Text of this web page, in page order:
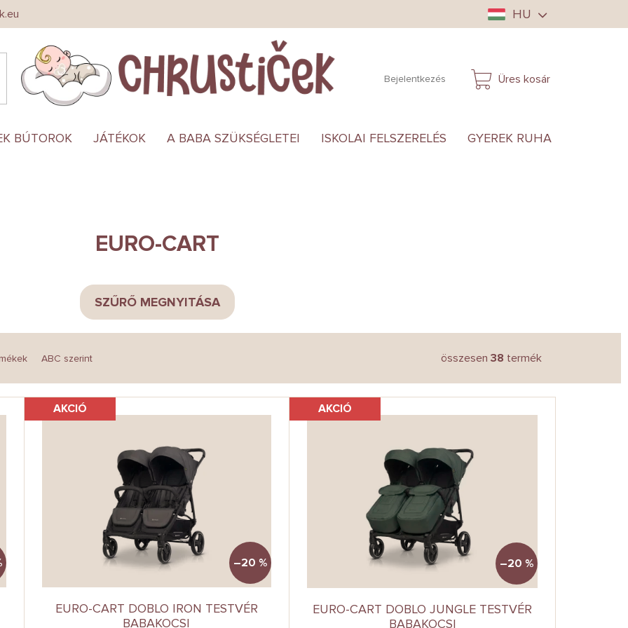
HU
Bejelentkezés
KOSÁR
Üres kosár
BÚTOROK JÁTÉKOK A BABA SZÜKSÉGLETEI ISKOLAI FELSZERELÉS GYEREK RUHA
EURO-CART
SZŰRŐ MEGNYITÁSA
ABC szerint összesen 38 termék
AKCIÓ
–20 %
EURO-CART DOBLO IRON TESTVÉR
BABAKOCSI
AKCIÓ
–20 %
EURO-CART DOBLO JUNGLE TESTVÉR
BABAKOCSI